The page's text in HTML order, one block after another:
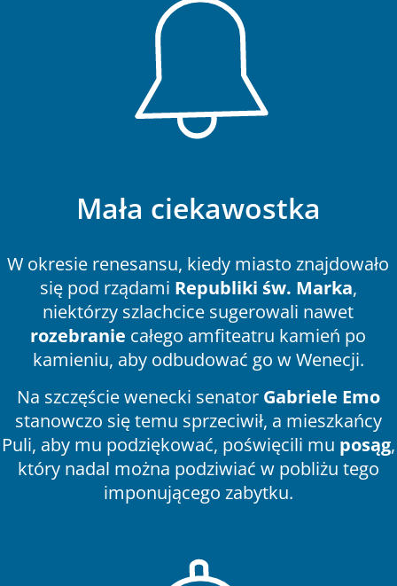
Mała ciekawostka
W okresie renesansu, kiedy miasto znajdowało
się pod rządami Republiki św. Marka,
niektórzy szlachcice sugerowali nawet
rozebranie całego amfiteatru kamień po
kamieniu, aby odbudować go w Wenecji.
Na szczęście wenecki senator Gabriele Emo
stanowczo się temu sprzeciwił, a mieszkańcy
Puli, aby mu podziękować, poświęcili mu posąg,
który nadal można podziwiać w pobliżu tego
imponującego zabytku.